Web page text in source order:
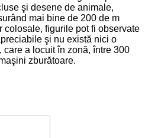
şi desene de animale,
mai bine de 200 de m
colosale, figurile pot fi observate
şi nu există nici o
a locuit în zonă, între 300
zburătoare.